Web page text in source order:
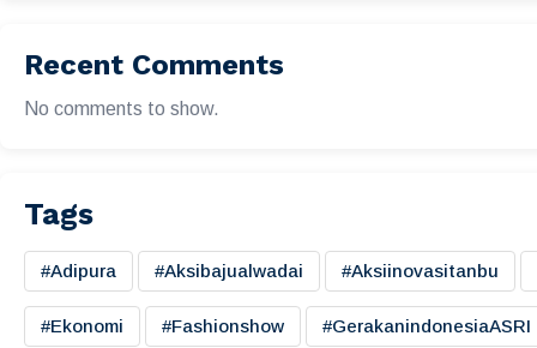
Recent Comments
No comments to show.
Tags
#adipura #aksibajualwadai #aksiinovasitanbu
#ekonomi #fashionshow #gerakanindonesiaASRI